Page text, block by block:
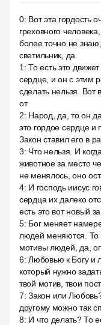
0: Вот эта гордость
греховного
более точно не
светильник, да.
1 :То есть это
сердце, и он с этим
сделать нельзя. Вот
от
2: Народ, да, то он
это гордое сердце и
Закон ставил его в
3: Что нельзя. И
животное за место
не менялось, оно
4: И господь иисус
сердца их далеко
есть это вот новый
5: Бог меняет
людей меняются. То
мотивы людей, да,
6:Любовью к Богу и
который нужно
твой мотив, твои
7:Закон или
другому можно так
8: И что делать? То